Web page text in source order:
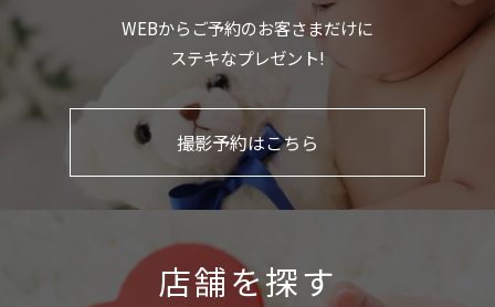
WEBからご予約のお客さまだけに
ステキなプレゼント!
撮影予約はこちら
店舗を探す